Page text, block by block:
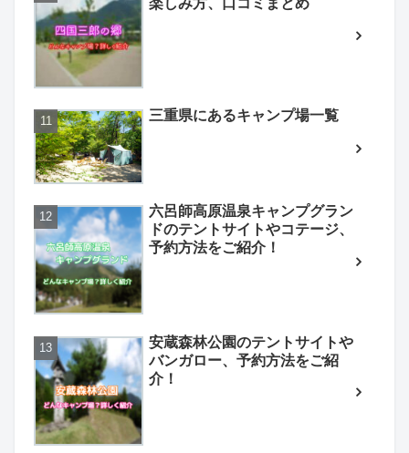
三重県にあるキャンプ場一覧
六呂師高原温泉キャンプグラン
ドのテントサイトやコテージ、
予約方法をご紹介！
安蔵森林公園のテントサイトや
バンガロー、予約方法をご紹
介！